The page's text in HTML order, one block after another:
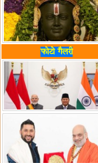
फोटो गैलरी